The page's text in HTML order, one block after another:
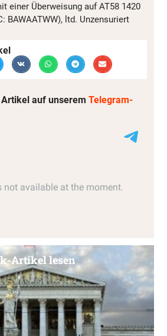
einer Überweisung auf AT58 1420
BAWAATWW), ltd. Unzensuriert
auf unserem Telegram-
Artikel lesen